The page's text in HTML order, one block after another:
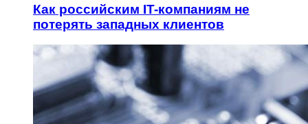
Как российским IT-компаниям не
потерять западных клиентов